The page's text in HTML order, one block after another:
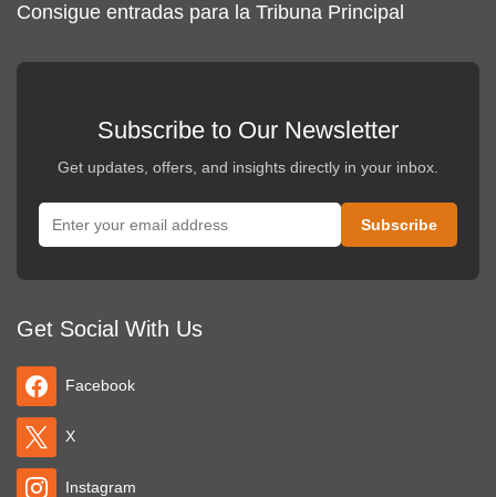
Consigue entradas para la Tribuna Principal
Subscribe to Our Newsletter
Get updates, offers, and insights directly in your inbox.
Get Social With Us
Facebook
X
Instagram